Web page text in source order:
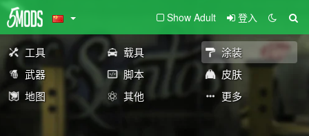
Show Adult 登入
工具 载具
涂装
武器
脚本
皮肤
地图
其他 更多